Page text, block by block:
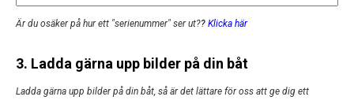
Är du osäker på hur ett "serienummer" ser ut?? Klicka här
3. Ladda gärna upp bilder på din båt
Ladda gärna upp bilder på din båt, så är det lättare för oss att ge dig ett